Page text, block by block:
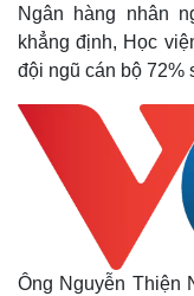
Thế giới
Quan sát
Cuộc sống đó đây
Ngân hàng nhân
khẳng định, Học
đội ngũ cán bộ 72%
Ông Nguyễn Thiện